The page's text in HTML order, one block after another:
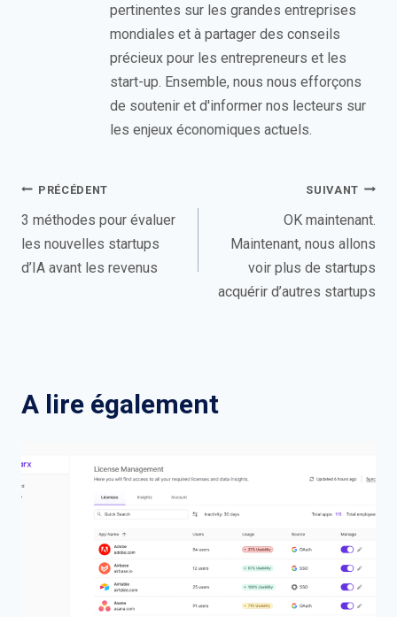
pertinentes sur les grandes entreprises
mondiales et à partager des conseils
précieux pour les entrepreneurs et les
start-up. Ensemble, nous nous efforçons
de soutenir et d'informer nos lecteurs sur
les enjeux économiques actuels.
Navigation
de
l’article
PRÉCÉDENT
3 méthodes pour évaluer
les nouvelles startups
d’IA avant les revenus
SUIVANT
OK maintenant.
Maintenant, nous allons
voir plus de startups
acquérir d’autres startups
A lire également